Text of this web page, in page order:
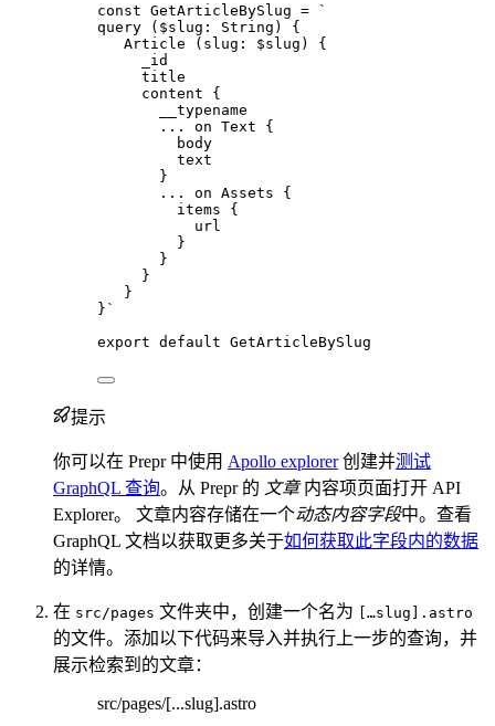
const GetArticleBySlug =
`
query ($slug: String) {
Article (slug: $slug) {
_id
title
content {
__typename
... on Text {
body
text
}
... on Assets {
items {
url
}
}
}
}
} `
export default GetArticleBySlug
提示
你可以在 Prepr 中使用 Apollo explorer创建并测试
GraphQL 查询。从 Prepr 的 文章内容项页面打开 API
Explorer。 文章内容存储在一个动态内容字段中。查看
GraphQL 文档以获取更多关于如何获取此字段内的数据
的详情。
在 src/pages 文件夹中，创建一个名为 […slug].astro
的文件。添加以下代码来导入并执行上一步的查询，并
展示检索到的文章：
src/pages/[...slug].astro